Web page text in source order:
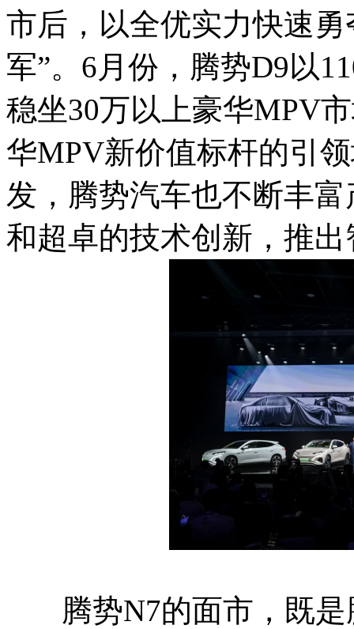
市后，以全优实力快速
军”。6月份，腾势D9以
稳坐30万以上豪华MPV
华MPV新价值标杆的引
发，腾势汽车也不断丰
和超卓的技术创新，推
腾势N7的面市，既是